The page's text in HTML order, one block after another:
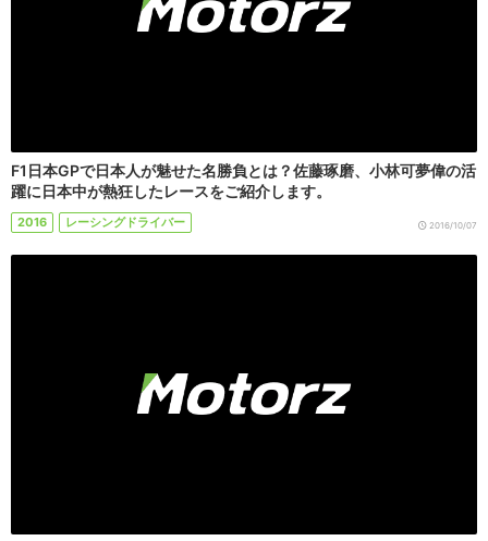
F1日本GPで日本人が魅せた名勝負とは？佐藤琢磨、小林可夢偉の活
躍に日本中が熱狂したレースをご紹介します。
2016 レーシングドライバー 2016/10/07